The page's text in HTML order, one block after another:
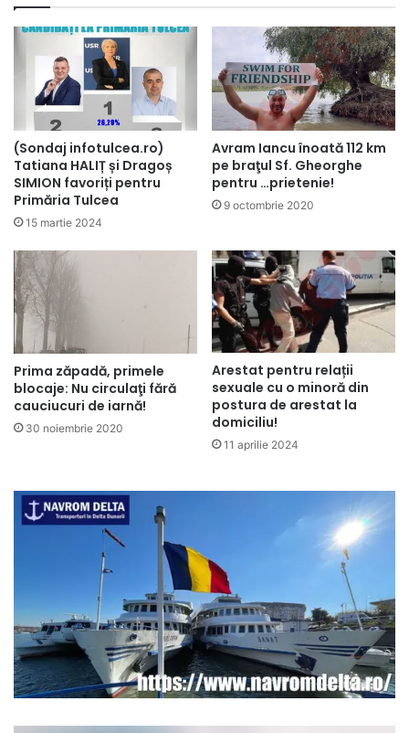
(Sondaj infotulcea.ro)
Tatiana HALIȚ și Dragoș
SIMION favoriți pentru
Primăria Tulcea
15 martie 2024
Avram Iancu înoată 112 km
pe braţul Sf. Gheorghe
pentru …prietenie!
9 octombrie 2020
Prima zăpadă, primele
blocaje: Nu circulaţi fără
cauciucuri de iarnă!
30 noiembrie 2020
Arestat pentru relații
sexuale cu o minoră din
postura de arestat la
domiciliu!
11 aprilie 2024